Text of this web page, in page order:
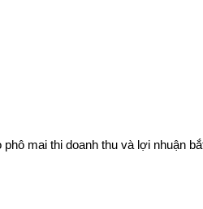
mai thi doanh thu và lợi nhuận